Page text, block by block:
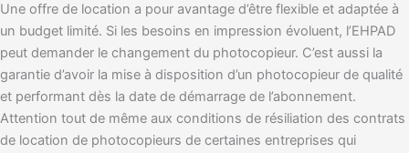
Une offre de location a pour avantage d’être flexible et adaptée à
un budget limité. Si les besoins en impression évoluent, l’EHPAD
peut demander le changement du photocopieur. C’est aussi la
garantie d’avoir la mise à disposition d’un photocopieur de qualité
et performant dès la date de démarrage de l’abonnement.
Attention tout de même aux conditions de résiliation des contrats
de location de photocopieurs de certaines entreprises qui